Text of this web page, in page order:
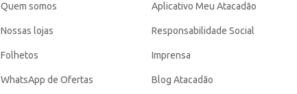
Quem somos
Nossas lojas
Folhetos
WhatsApp de Ofertas
Aplicativo Meu Atacadão
Responsabilidade Social
Imprensa
Blog Atacadão